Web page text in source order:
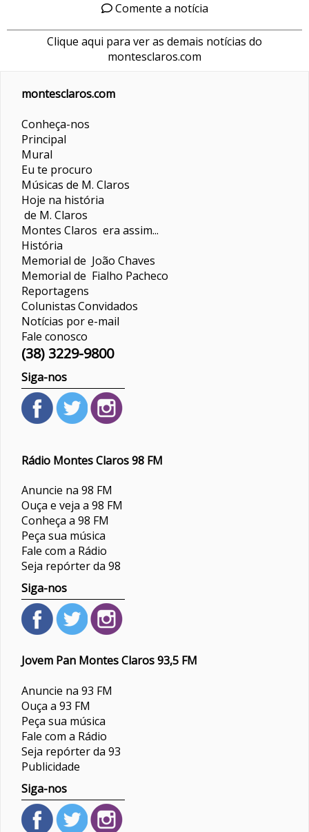
Comente a notícia
Clique aqui para ver as demais notícias do
montesclaros.com
montesclaros.com
Conheça-nos
Principal
Mural
Eu te procuro
Músicas de M. Claros
Hoje na história
de M. Claros
Montes Claros era assim...
História
Memorial de João Chaves
Memorial de Fialho Pacheco
Reportagens
ColunistasConvidados
Notícias por e-mail
Fale conosco
(38) 3229-9800
Siga-nos
Rádio Montes Claros 98 FM
Anuncie na 98 FM
Ouça e veja a 98 FM
Conheça a 98 FM
Peça sua música
Fale com a Rádio
Seja repórter da 98
Siga-nos
Jovem Pan Montes Claros 93,5 FM
Anuncie na 93 FM
Ouça a 93 FM
Peça sua música
Fale com a Rádio
Seja repórter da 93
Publicidade
Siga-nos